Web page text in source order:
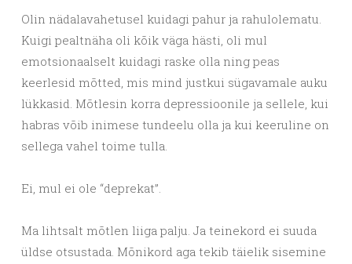
Olin nädalavahetusel kuidagi pahur ja rahulolematu.
Kuigi pealtnäha oli kõik väga hästi, oli mul
emotsionaalselt kuidagi raske olla ning peas
keerlesid mõtted, mis mind justkui sügavamale auku
lükkasid. Mõtlesin korra depressioonile ja sellele, kui
habras võib inimese tundeelu olla ja kui keeruline on
sellega vahel toime tulla.
Ei, mul ei ole “deprekat”.
Ma lihtsalt mõtlen liiga palju. Ja teinekord ei suuda
üldse otsustada. Mõnikord aga tekib täielik sisemine